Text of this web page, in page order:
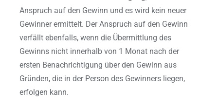
Anspruch auf den Gewinn und es wird kein neuer
Gewinner ermittelt. Der Anspruch auf den Gewinn
verfällt ebenfalls, wenn die Übermittlung des
Gewinns nicht innerhalb von 1 Monat nach der
ersten Benachrichtigung über den Gewinn aus
Gründen, die in der Person des Gewinners liegen,
erfolgen kann.